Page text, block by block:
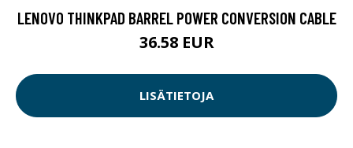
LENOVO THINKPAD BARREL POWER CONVERSION CABLE
36.58 EUR
LISÄTIETOJA